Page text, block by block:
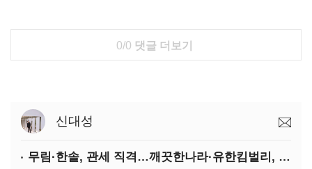
0/0 댓글 더보기
신대성
무림·한솔, 관세 직격…깨끗한나라·유한킴벌리, 수익성 악화